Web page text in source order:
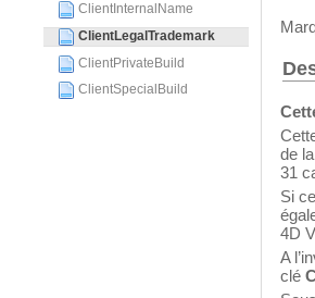
ClientInternalName
ClientLegalTrademark
ClientPrivateBuild
ClientSpecialBuild
de
31
Si
4D
A
clé